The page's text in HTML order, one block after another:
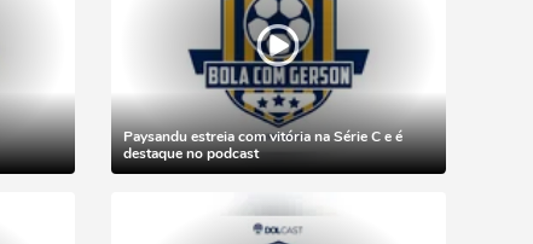
Paysandu estreia com vitória na Série C e é
destaque no podcast